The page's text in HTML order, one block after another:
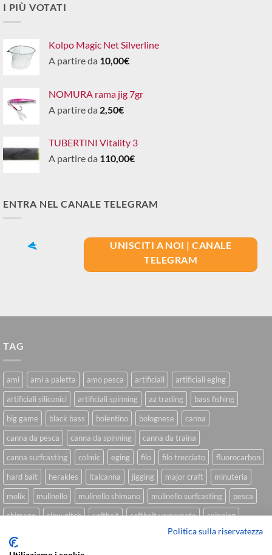
I PIÙ VOTATI
Kolpo Magic Net Silverline
A partire da 10,00€
NOMURA rama jig 7gr
A partire da 2,50€
TUBERTINI Vitality 3
A partire da 110,00€
ENTRA NEL CANALE TELEGRAM
UNISCITI A NOI | CANALE
TELEGRAM
TAG
ami ami a paletta amo pesca artificiali
artificiali eging
artificiali siliconici
artificiali spinning az trading
bass fishing
big game
black bass bolentino bolognese
canna
canna da pesca
canna da spinning
canna da traina
canna surfcasting
colmic eging filo filo trecciato
fluorocarbon
hard bait
herakles italcanna jigging major craft
minuteria
molix
mulinello mulinello shimano mulinello surfcasting
pesca
shimano
slow pitch softbait softbait yamamoto
spinning
spinning inshore
trecciato trolling tubertini
Politica sulla riservatezza